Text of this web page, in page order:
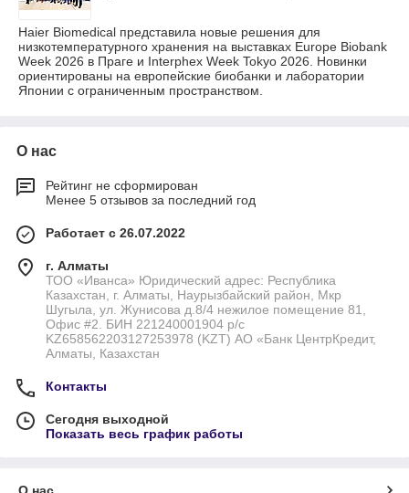
Haier Biomedical представила новые решения для
низкотемпературного хранения на выставках Europe Biobank
Week 2026 в Праге и Interphex Week Tokyo 2026. Новинки
ориентированы на европейские биобанки и лаборатории
Японии с ограниченным пространством.
О нас
Рейтинг не сформирован
Менее 5 отзывов за последний год
Работает с 26.07.2022
г. Алматы
ТОО «Иванса» Юридический адрес: Республика
Казахстан, г. Алматы, Наурызбайский район, Мкр
Шугыла, ул. Жунисова д.8/4 нежилое помещение 81,
Офис #2. БИН 221240001904 р/с
KZ658562203127253978 (KZT) АО «Банк ЦентрКредит,
Алматы, Казахстан
Контакты
Сегодня выходной
Показать весь график работы